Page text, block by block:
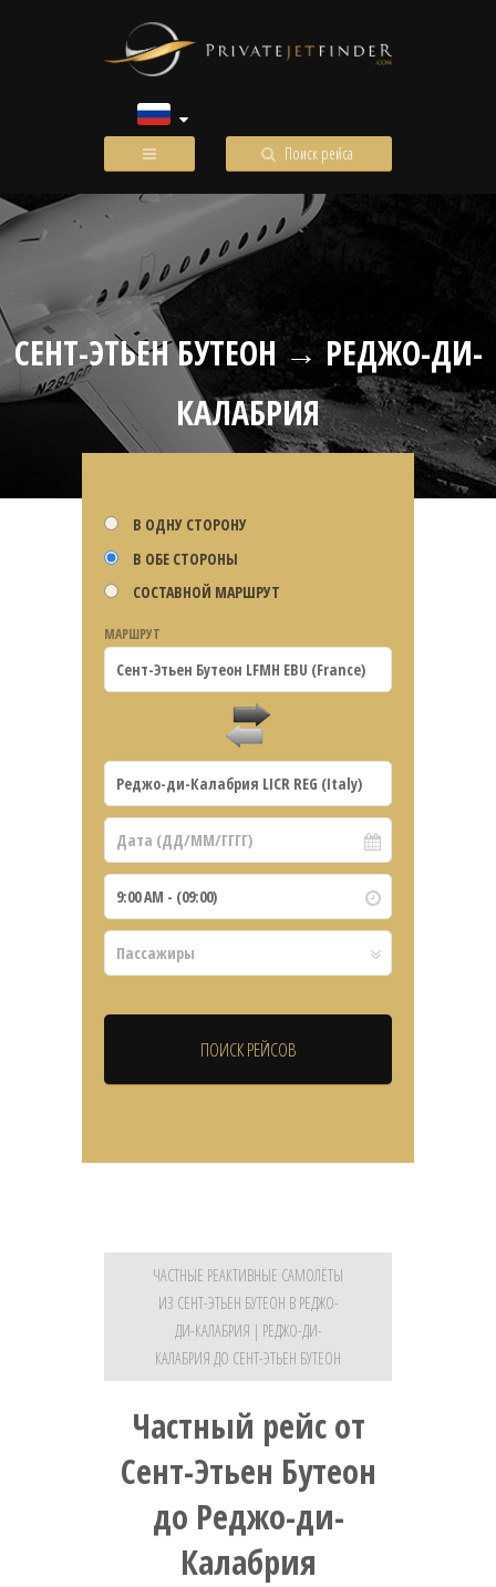
Поиск рейса
СЕНТ-ЭТЬЕН БУТЕОН → РЕДЖО-ДИ-
КАЛАБРИЯ
В ОДНУ СТОРОНУ
В ОБЕ СТОРОНЫ
СОСТАВНОЙ МАРШРУТ
МАРШРУТ
ЧАСТНЫЕ РЕАКТИВНЫЕ САМОЛЁТЫ
ИЗ СЕНТ-ЭТЬЕН БУТЕОН В РЕДЖО-
ДИ-КАЛАБРИЯ | РЕДЖО-ДИ-
КАЛАБРИЯ ДО СЕНТ-ЭТЬЕН БУТЕОН
Частный рейс от
Сент-Этьен Бутеон
до Реджо-ди-
Калабрия